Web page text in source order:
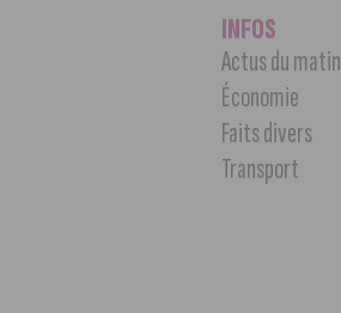
INFOS
Actus du matin
Économie
Faits divers
Transport